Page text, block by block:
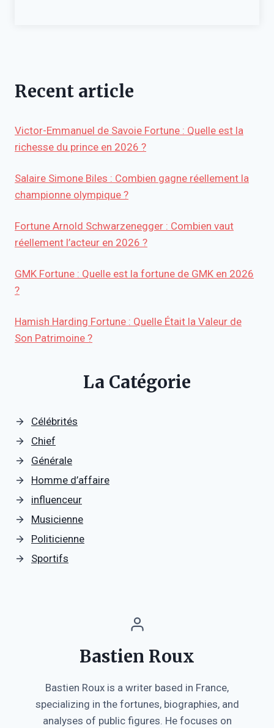
Recent article
Victor-Emmanuel de Savoie Fortune : Quelle est la
richesse du prince en 2026 ?
Salaire Simone Biles : Combien gagne réellement la
championne olympique ?
Fortune Arnold Schwarzenegger : Combien vaut
réellement l’acteur en 2026 ?
GMK Fortune : Quelle est la fortune de GMK en 2026
?
Hamish Harding Fortune : Quelle Était la Valeur de
Son Patrimoine ?
La Catégorie
Célébrités
Chief
Générale
Homme d’affaire
influenceur
Musicienne
Politicienne
Sportifs
Bastien Roux
Bastien Roux is a writer based in France,
specializing in the fortunes, biographies, and
analyses of public figures. He focuses on